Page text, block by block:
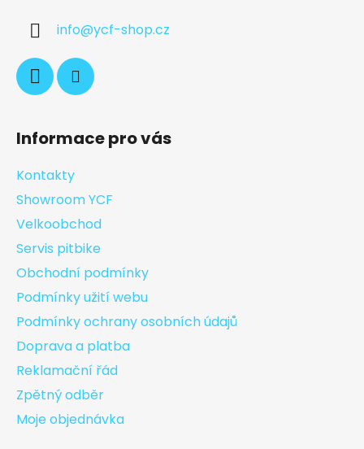
info@ycf-shop.cz
Informace pro vás
Kontakty
Showroom YCF
Velkoobchod
Servis pitbike
Obchodní podmínky
Podmínky užití webu
Podmínky ochrany osobních údajů
Doprava a platba
Reklamační řád
Zpětný odběr
Moje objednávka